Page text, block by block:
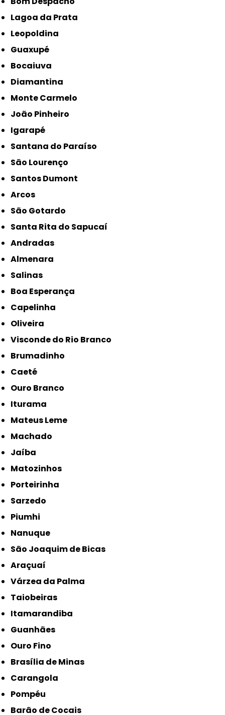
Lagoa da Prata
Leopoldina
Guaxupé
Bocaiuva
Diamantina
Monte Carmelo
João Pinheiro
Igarapé
Santana do Paraíso
São Lourenço
Santos Dumont
Arcos
São Gotardo
Santa Rita do Sapucaí
Andradas
Almenara
Salinas
Boa Esperança
Capelinha
Oliveira
Visconde do Rio Branco
Brumadinho
Caeté
Ouro Branco
Iturama
Mateus Leme
Machado
Jaíba
Matozinhos
Porteirinha
Sarzedo
Piumhi
Nanuque
São Joaquim de Bicas
Araçuaí
Várzea da Palma
Taiobeiras
Itamarandiba
Guanhães
Ouro Fino
Brasília de Minas
Carangola
Pompéu
Barão de Cocais